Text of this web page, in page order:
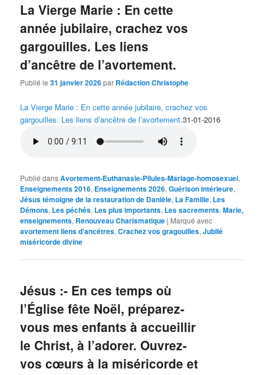
La Vierge Marie : En cette
année jubilaire, crachez vos
gargouilles. Les liens
d’ancêtre de l’avortement.
Publié le31 janvier 2026par Rédaction Christophe
La Vierge Marie : En cette année jubilaire, crachez vos
gargouilles. Les liens d’ancêtre de l’avortement.31-01-2016
Publié dansAvortement-Euthanasie-Pilules-Mariage-homosexuel,
Enseignements 2016, Enseignements 2026,Guérison intérieure,
Jésus témoigne de la restauration de Danièle, La Famille, Les
Démons, Les péchés, Les plus importants, Les sacrements,Marie,
enseignements, Renouveau Charismatique | Marqué avec
avortement liens d'ancétres,Crachez vos gragouilles,Jubilé
miséricorde divine
Jésus :- En ces temps où
l’Église fête Noël, préparez-
vous mes enfants à accueillir
le Christ, à l’adorer. Ouvrez-
vos cœurs à la miséricorde et